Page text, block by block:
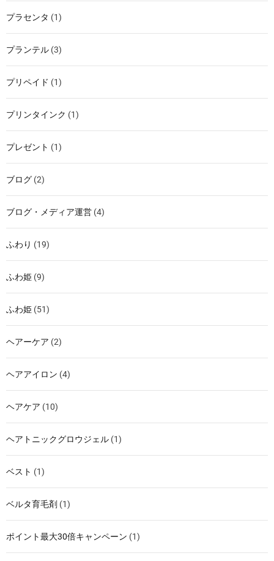
プラセンタ (1)
プランテル (3)
プリペイド (1)
プリンタインク (1)
プレゼント (1)
ブログ (2)
ブログ・メディア運営 (4)
ふわり (19)
ふわ姫 (9)
ふわ姫 (51)
ヘアーケア (2)
ヘアアイロン (4)
ヘアケア (10)
ヘアトニックグロウジェル (1)
ベスト (1)
ベルタ育毛剤 (1)
ポイント最大30倍キャンペーン (1)